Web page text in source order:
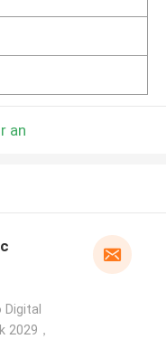
an
2029，